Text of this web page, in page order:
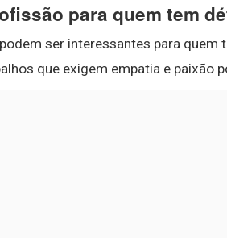
para quem tem
ser interessantes para quem
que exigem empatia e paixão